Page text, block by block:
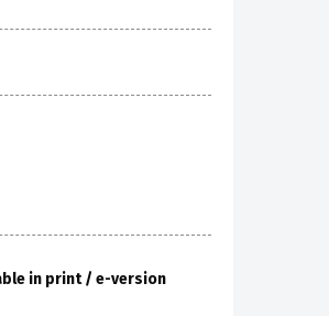
in print / e-version